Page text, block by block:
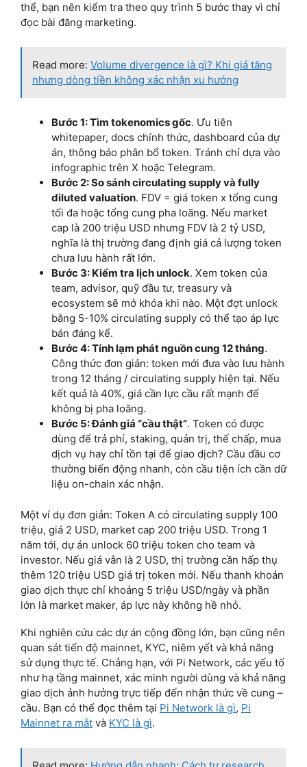
thể, bạn nên kiểm tra theo quy trình 5 bước thay vì chỉ
đọc bài đăng marketing.
Read more: Volume divergence là gì? Khi giá tăng
nhưng dòng tiền không xác nhận xu hướng
Bước 1: Tìm tokenomics gốc. Ưu tiên
whitepaper, docs chính thức, dashboard của dự
án, thông báo phân bổ token. Tránh chỉ dựa vào
infographic trên X hoặc Telegram.
Bước 2: So sánh circulating supply và fully
diluted valuation. FDV = giá token x tổng cung
tối đa hoặc tổng cung pha loãng. Nếu market
cap là 200 triệu USD nhưng FDV là 2 tỷ USD,
nghĩa là thị trường đang định giá cả lượng token
chưa lưu hành rất lớn.
Bước 3: Kiểm tra lịch unlock. Xem token của
team, advisor, quỹ đầu tư, treasury và
ecosystem sẽ mở khóa khi nào. Một đợt unlock
bằng 5-10% circulating supply có thể tạo áp lực
bán đáng kể.
Bước 4: Tính lạm phát nguồn cung 12 tháng.
Công thức đơn giản: token mới đưa vào lưu hành
trong 12 tháng / circulating supply hiện tại. Nếu
kết quả là 40%, giá cần lực cầu rất mạnh để
không bị pha loãng.
Bước 5: Đánh giá “cầu thật”. Token có được
dùng để trả phí, staking, quản trị, thế chấp, mua
dịch vụ hay chỉ tồn tại để giao dịch? Cầu đầu cơ
thường biến động nhanh, còn cầu tiện ích cần dữ
liệu on-chain xác nhận.
Một ví dụ đơn giản: Token A có circulating supply 100
triệu, giá 2 USD, market cap 200 triệu USD. Trong 1
năm tới, dự án unlock 60 triệu token cho team và
investor. Nếu giá vẫn là 2 USD, thị trường cần hấp thụ
thêm 120 triệu USD giá trị token mới. Nếu thanh khoản
giao dịch thực chỉ khoảng 5 triệu USD/ngày và phần
lớn là market maker, áp lực này không hề nhỏ.
Khi nghiên cứu các dự án cộng đồng lớn, bạn cũng nên
quan sát tiến độ mainnet, KYC, niêm yết và khả năng
sử dụng thực tế. Chẳng hạn, với Pi Network, các yếu tố
như hạ tầng mainnet, xác minh người dùng và khả năng
giao dịch ảnh hưởng trực tiếp đến nhận thức về cung –
cầu. Bạn có thể đọc thêm tại Pi Network là gì, Pi
Mainnet ra mắt và KYC là gì.